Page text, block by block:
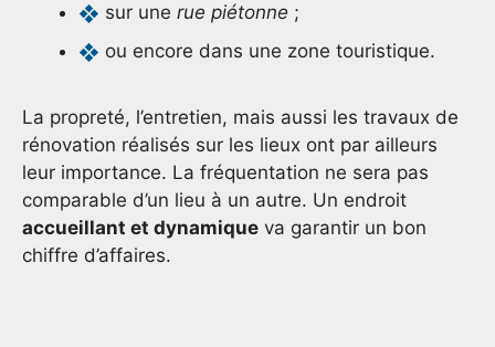
sur une rue piétonne ;
ou encore dans une zone touristique.
La propreté, l’entretien, mais aussi les travaux de
rénovation réalisés sur les lieux ont par ailleurs
leur importance. La fréquentation ne sera pas
comparable d’un lieu à un autre. Un endroit
accueillant et dynamique va garantir un bon
chiffre d’affaires.